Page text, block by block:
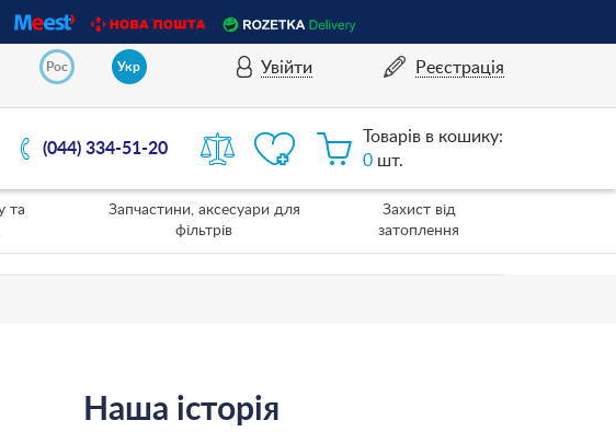
Рос Укр Увійти Реєстрація
(044) 334-51-20
Товарів в кошику:
0 шт.
та
Запчастини, аксесуари для
фільтрів
Захист від
затоплення
Наша історія